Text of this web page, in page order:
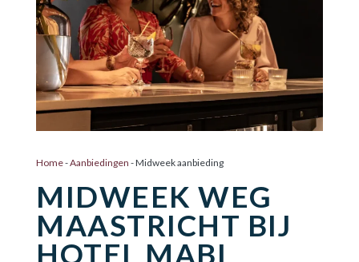
Home-Aanbiedingen -Midweek aanbieding
MIDWEEK WEG
MAASTRICHT BIJ
HOTEL MABI